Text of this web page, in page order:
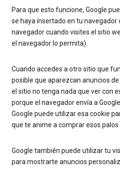
Para que esto funcione, Google
se haya insertado en tu navegador
navegador cuando visites el sitio
el navegador lo permita).
Cuando accedes a otro sitio que
posible que aparezcan anuncios
el sitio no tenga nada que ver con
porque el navegador envía a
Google puede utilizar esa cookie
que te anime a comprar esos palos
Google también puede utilizar tu
para mostrarte anuncios